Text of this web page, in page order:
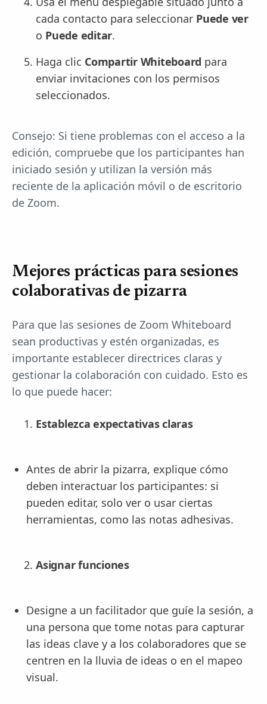
cada contacto para seleccionar Puede ver
o Puede editar.
Haga clic Compartir Whiteboard para
enviar invitaciones con los permisos
seleccionados.
Consejo: Si tiene problemas con el acceso a la
edición, compruebe que los participantes han
iniciado sesión y utilizan la versión más
reciente de la aplicación móvil o de escritorio
de Zoom.
Mejores prácticas para sesiones
colaborativas de pizarra
Para que las sesiones de Zoom Whiteboard
sean productivas y estén organizadas, es
importante establecer directrices claras y
gestionar la colaboración con cuidado. Esto es
lo que puede hacer:
Establezca expectativas claras
Antes de abrir la pizarra, explique cómo
deben interactuar los participantes: si
pueden editar, solo ver o usar ciertas
herramientas, como las notas adhesivas.
Asignar funciones
Designe a un facilitador que guíe la sesión, a
una persona que tome notas para capturar
las ideas clave y a los colaboradores que se
centren en la lluvia de ideas o en el mapeo
visual.